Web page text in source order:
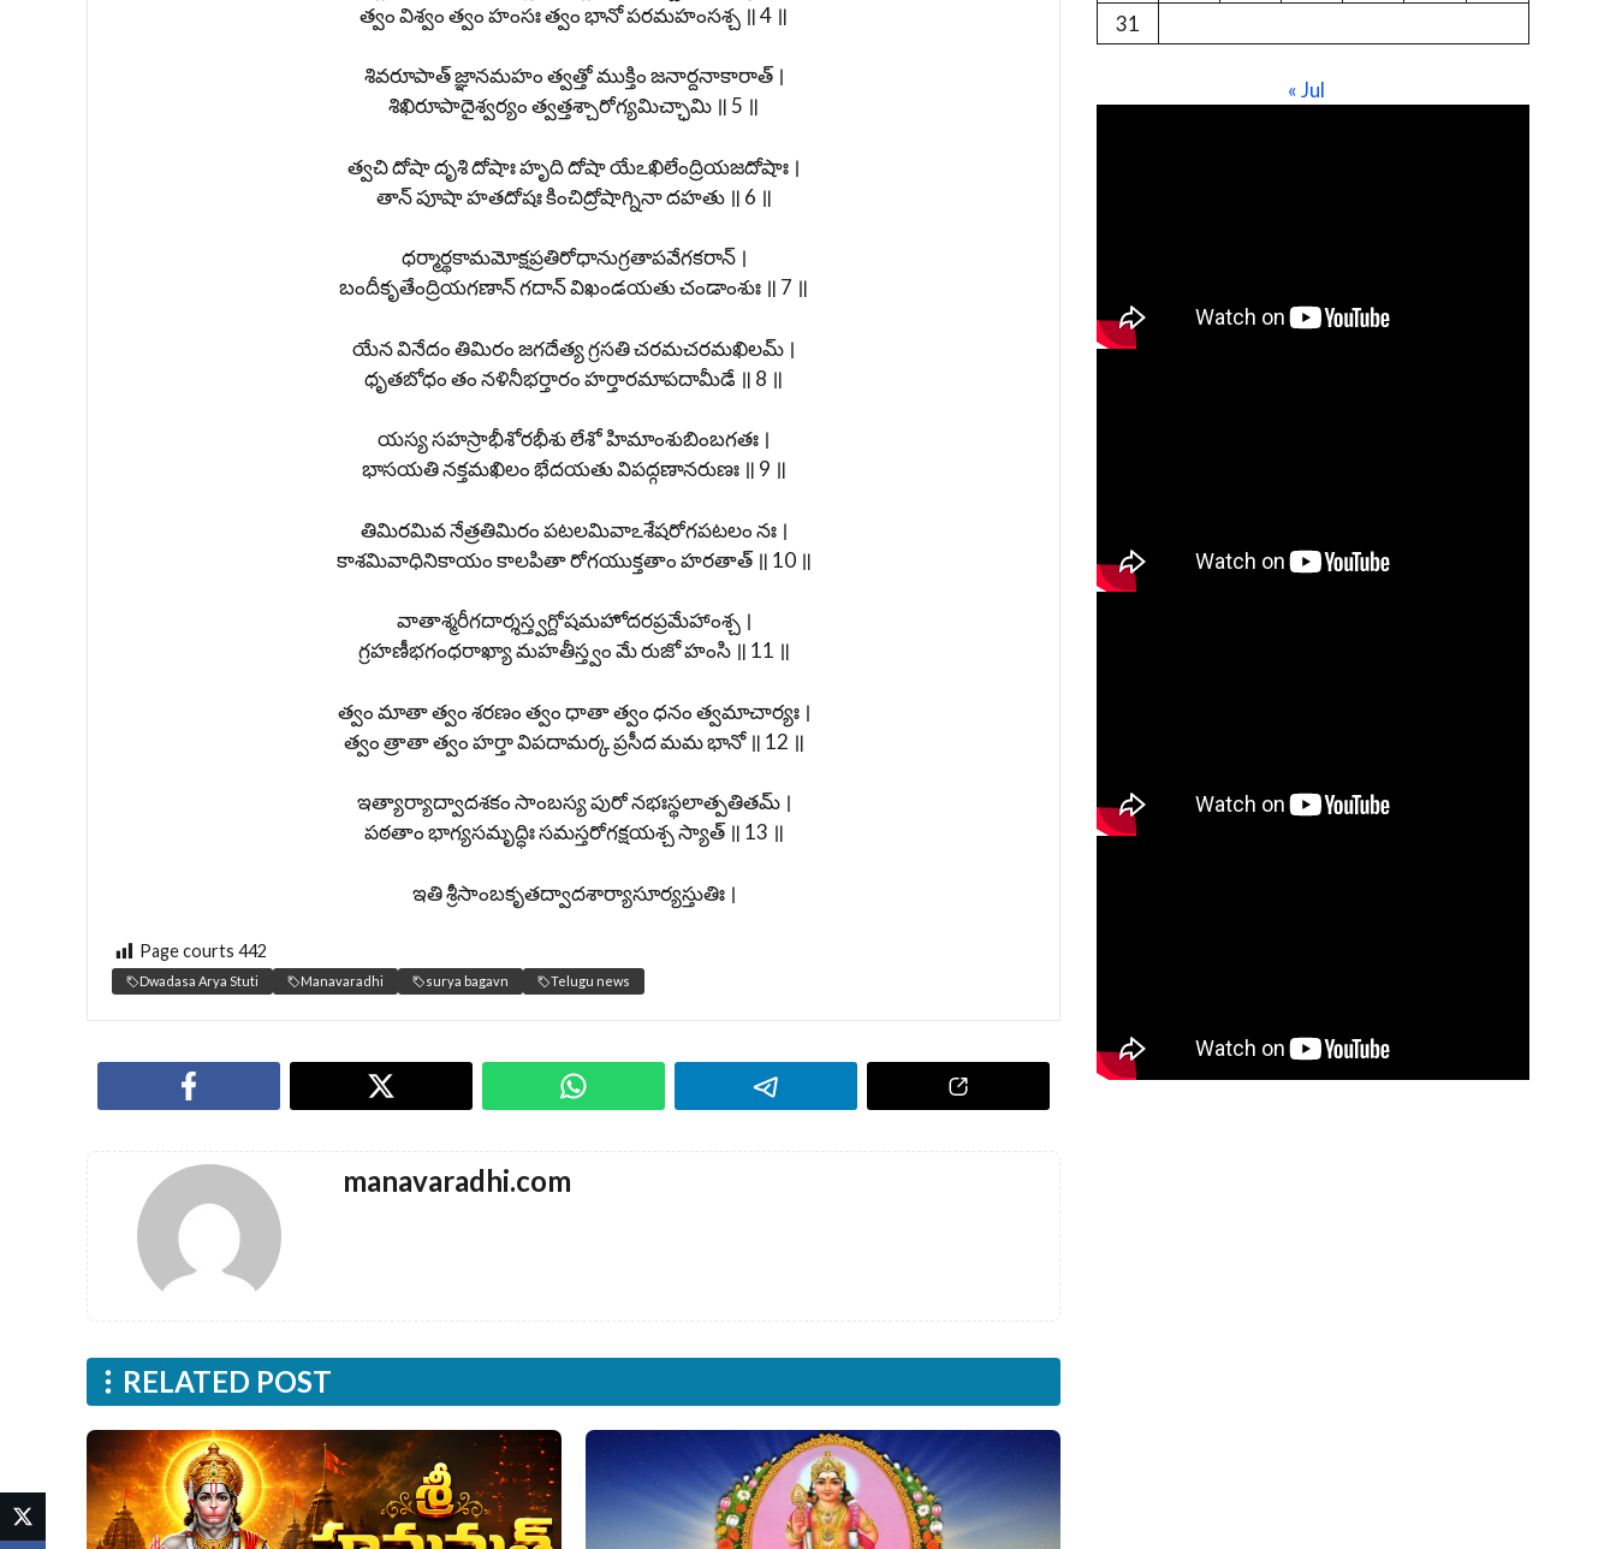
త్వం విశ్వం త్వం హంసః త్వం భానో పరమహంసశ్చ ॥ 4 ॥
శివరూపాత్ జ్ఞానమహం త్వత్తో ముక్తిం జనార్దనాకారాత్ ।
శిఖిరూపాదైశ్వర్యం త్వత్తశ్చారోగ్యమిచ్ఛామి ॥ 5 ॥
త్వచి దోషా దృశి దోషాః హృది దోషా యేఽఖిలేంద్రియజదోషాః ।
తాన్ పూషా హతదోషః కించిద్రోషాగ్నినా దహతు ॥ 6 ॥
ధర్మార్థకామమోక్షప్రతిరోధానుగ్రతాపవేగకరాన్ ।
బందీకృతేంద్రియగణాన్ గదాన్ విఖండయతు చండాంశుః ॥ 7 ॥
యేన వినేదం తిమిరం జగదేత్య గ్రసతి చరమచరమఖిలమ్ ।
ధృతబోధం తం నళినీభర్తారం హర్తారమాపదామీడే ॥ 8 ॥
యస్య సహస్రాభీశోరభీశు లేశో హిమాంశుబింబగతః ।
భాసయతి నక్తమఖిలం భేదయతు విపద్గణానరుణః ॥ 9 ॥
తిమిరమివ నేత్రతిమిరం పటలమివాఽశేషరోగపటలం నః ।
కాశమివాధినికాయం కాలపితా రోగయుక్తతాం హరతాత్ ॥ 10 ॥
వాతాశ్మరీగదార్శస్త్వగ్దోషమహోదరప్రమేహాంశ్చ ।
గ్రహణీభగంధరాఖ్యా మహతీస్త్వం మే రుజో హంసి ॥ 11 ॥
త్వం మాతా త్వం శరణం త్వం ధాతా త్వం ధనం త్వమాచార్యః ।
త్వం త్రాతా త్వం హర్తా విపదామర్క ప్రసీద మమ భానో ॥ 12 ॥
ఇత్యార్యాద్వాదశకం సాంబస్య పురో నభఃస్థలాత్పతితమ్ ।
పఠతాం భాగ్యసమృద్ధిః సమస్తరోగక్షయశ్చ స్యాత్ ॥ 13 ॥
ఇతి శ్రీసాంబకృతద్వాదశార్యాసూర్యస్తుతిః ।
Page courts 442
Dwadasa Arya Stuti Manavaradhi surya bagavn Telugu news
manavaradhi.com
RELATED POST
31
« Jul